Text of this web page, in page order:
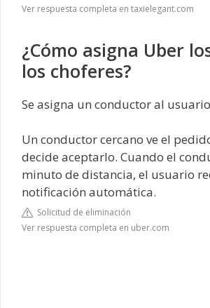
Ver respuesta completa en taxielegant.com
¿Cómo asigna Uber
los choferes?
Se asigna un conductor al usuario
Un conductor cercano ve el
decide aceptarlo. Cuando el
minuto de distancia, el usuario
notificación automática.
Solicitud de eliminación
Ver respuesta completa en uber.com